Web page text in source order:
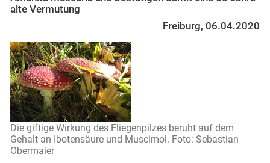
alte Vermutung
Freiburg, 06.04.2020
Die giftige Wirkung des Fliegenpilzes beruht auf dem
Gehalt an Ibotensäure und Muscimol. Foto: Sebastian
Obermaier